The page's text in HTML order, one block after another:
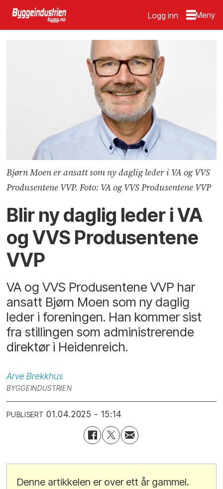
Logg inn
Bjørn Moen er ansatt som ny daglig leder i VA og VVS
Produsentene VVP. Foto: VA og VVS Produsentene VVP
Blir ny daglig leder i VA
og VVS Produsentene
VVP
VA og VVS Produsentene VVP har
ansatt Bjørn Moen som ny daglig
leder i foreningen. Han kommer sist
fra stillingen som administrerende
direktør i Heidenreich.
Arve Brekkhus
BYGGEINDUSTRIEN
PUBLISERT 01.04.2025 - 15:14
Denne artikkelen er over ett år gammel.